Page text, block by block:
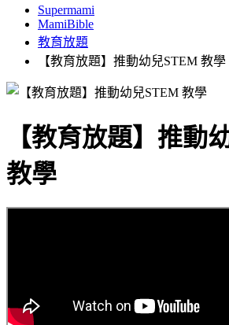
Supermami
MamiBible
教育放題
【教育放題】推動幼兒STEM 教學
【教育放題】推動
教學